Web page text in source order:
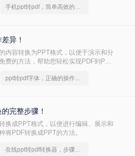
手机ppt转pdf，简单高效的转换方法
异！
内容转换为PPT格式，以便于演示和分
费的方法，帮助您轻松实现PDF到PPT
ppt转pdf字体，正确的操作方法
完整步骤！
换成PPT格式，以便进行编辑、展示和
将PDF转换成PPT的方法。
在线ppt转pdf转换器，步骤详解